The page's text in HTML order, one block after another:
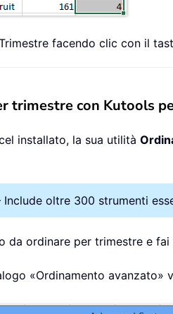
facendo clic con il
trimestre con Kutools
installato, la sua utilità
Include oltre 300 strumenti
da ordinare per trimestre e fai
«Ordinamento avanzato»